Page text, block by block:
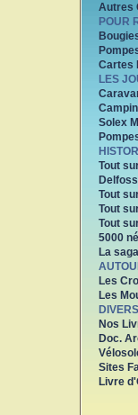
Autres
POUR
Cartes
LES
Solex
Tout
Tout
Tout
Tout
5000
La
Les
Les
DIVERS
Nos
Doc.
Sites
Livre